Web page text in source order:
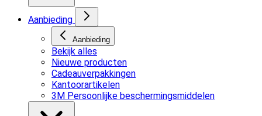
Aanbieding
Aanbieding
Bekijk alles
Nieuwe producten
Cadeauverpakkingen
Kantoorartikelen
3M Persoonlijke beschermingsmiddelen